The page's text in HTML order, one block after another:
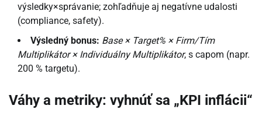
výsledky×správanie; zohľadňuje aj negatívne udalosti
(compliance, safety).
Výsledný bonus: Base × Target% × Firm/Tím
Multiplikátor × Individuálny Multiplikátor, s capom (napr.
200 % targetu).
Váhy a metriky: vyhnúť sa „KPI inflácii“